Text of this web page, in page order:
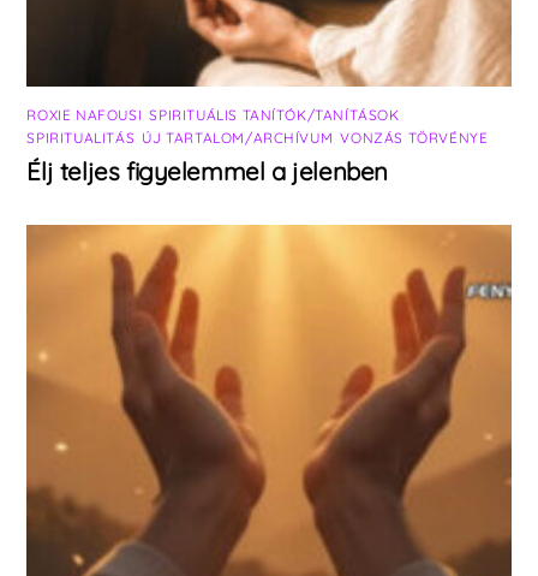
ROXIE NAFOUSI ,SPIRITUÁLIS TANÍTÓK/TANÍTÁSOK
SPIRITUALITÁS ÚJ TARTALOM/ARCHÍVUM ,VONZÁS TÖRVÉNYE
Élj teljes figyelemmel a jelenben